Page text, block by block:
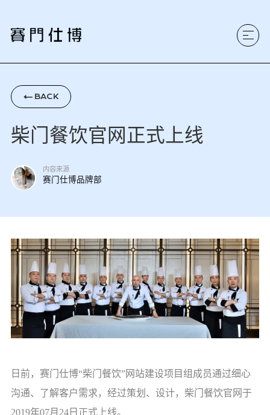
 BACK
柴门餐饮官网正式上线
内容来源
赛门仕博品牌部
日前，赛门仕博“柴门餐饮”网站建设项目组成员通过细心
沟通、了解客户需求，经过策划、设计，柴门餐饮官网于
2019年07月24日正式上线。